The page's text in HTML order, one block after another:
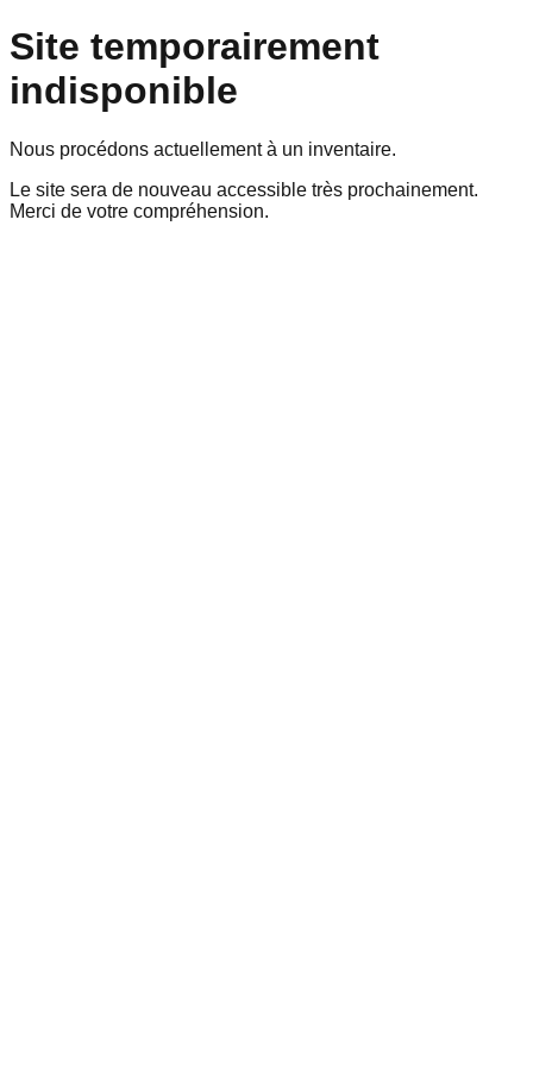
Site temporairement
indisponible
Nous procédons actuellement à un inventaire.
Le site sera de nouveau accessible très prochainement.
Merci de votre compréhension.